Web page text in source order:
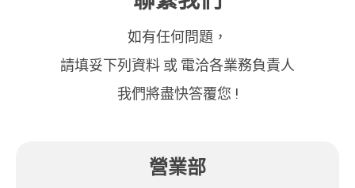
如有任何問題，
請填妥下列資料 或 電洽各業務負責人
我們將盡快答覆您 !
營業部